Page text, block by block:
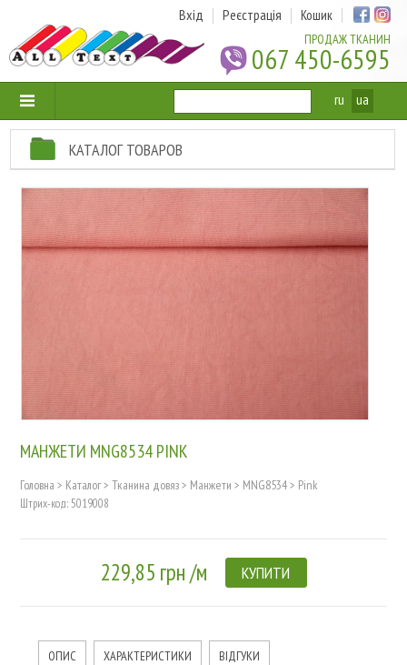
ПРОДАЖ ТКАНИН
067 450-6595
Вхід Реєстрація Кошик
ru ua
КАТАЛОГ ТОВАРОВ
МАНЖЕТИ MNG8534 PINK
Головна > Каталог> Тканина довяз> Манжети > MNG8534> Pink
Штрих-код: 5019008
229,85 грн /м КУПИТИ
ОПИС ХАРАКТЕРИСТИКИ ВІДГУКИ